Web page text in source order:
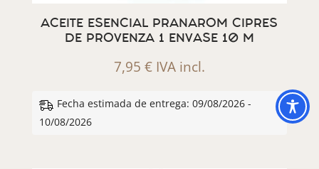
ACEITE ESENCIAL PRANAROM CIPRES
DE PROVENZA 1 ENVASE 10 M
7,95 € IVA incl.
Fecha estimada de entrega: 09/08/2026 -
10/08/2026